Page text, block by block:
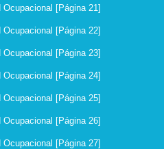
[Página 21]
[Página 22]
[Página 23]
[Página 24]
[Página 25]
[Página 26]
[Página 27]